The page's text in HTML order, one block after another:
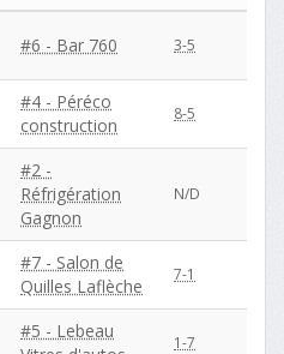
#6 - Bar 760 3-5
#4 - Péréco
construction
8-5
#2 -
Réfrigération
Gagnon
N/D
#7 - Salon de
Quilles Laflèche
7-1
#5 - Lebeau
1-7